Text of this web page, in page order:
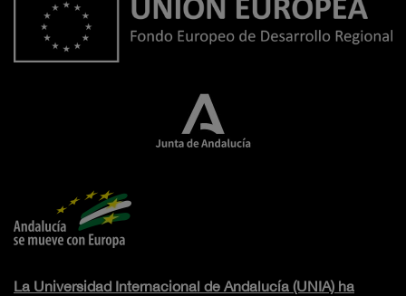
La Universidad Internacional de Andalucía (UNIA) ha